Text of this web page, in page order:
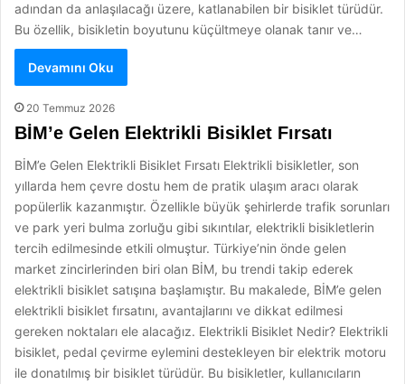
adından da anlaşılacağı üzere, katlanabilen bir bisiklet türüdür.
Bu özellik, bisikletin boyutunu küçültmeye olanak tanır ve…
Devamını Oku
20 Temmuz 2026
BİM’e Gelen Elektrikli Bisiklet Fırsatı
BİM’e Gelen Elektrikli Bisiklet Fırsatı Elektrikli bisikletler, son
yıllarda hem çevre dostu hem de pratik ulaşım aracı olarak
popülerlik kazanmıştır. Özellikle büyük şehirlerde trafik sorunları
ve park yeri bulma zorluğu gibi sıkıntılar, elektrikli bisikletlerin
tercih edilmesinde etkili olmuştur. Türkiye’nin önde gelen
market zincirlerinden biri olan BİM, bu trendi takip ederek
elektrikli bisiklet satışına başlamıştır. Bu makalede, BİM’e gelen
elektrikli bisiklet fırsatını, avantajlarını ve dikkat edilmesi
gereken noktaları ele alacağız. Elektrikli Bisiklet Nedir? Elektrikli
bisiklet, pedal çevirme eylemini destekleyen bir elektrik motoru
ile donatılmış bir bisiklet türüdür. Bu bisikletler, kullanıcıların